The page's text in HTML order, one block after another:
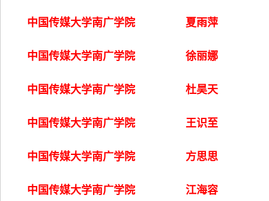
中国传媒大学南广学院 夏雨萍
中国传媒大学南广学院 徐丽娜
中国传媒大学南广学院 杜昊天
中国传媒大学南广学院 王识至
中国传媒大学南广学院 方思思
中国传媒大学南广学院 江海容